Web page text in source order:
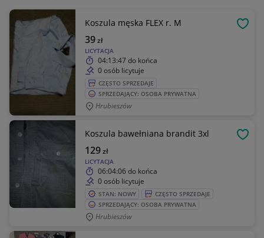
Koszula męska FLEX r. M
LICYTACJA
39zł
04:13:47do końca
0 osób licytuje
CZĘSTO SPRZEDAJE
SPRZEDAJĄCY: OSOBA PRYWATNA
Hrubieszów
Koszula bawełniana brandit 3xl
LICYTACJA
129zł
06:04:06do końca
0 osób licytuje
STAN: NOWY
CZĘSTO SPRZEDAJE
SPRZEDAJĄCY: OSOBA PRYWATNA
Hrubieszów